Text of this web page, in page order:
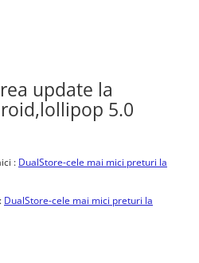
update la
5.0
: DualStore-cele mai mici preturi la
DualStore-cele mai mici preturi la